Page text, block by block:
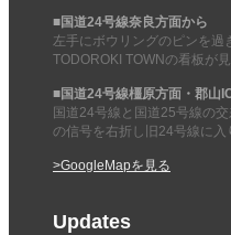
■国道24号線奈良方面から
左手にボウリングのピンを過
TODOROKI TOWNの看板が
■国道24号線橿原方面・郡山
国道24号線と国道25号線の
の信号を右折し旧24号線に入
>GoogleMapを見る
Updates